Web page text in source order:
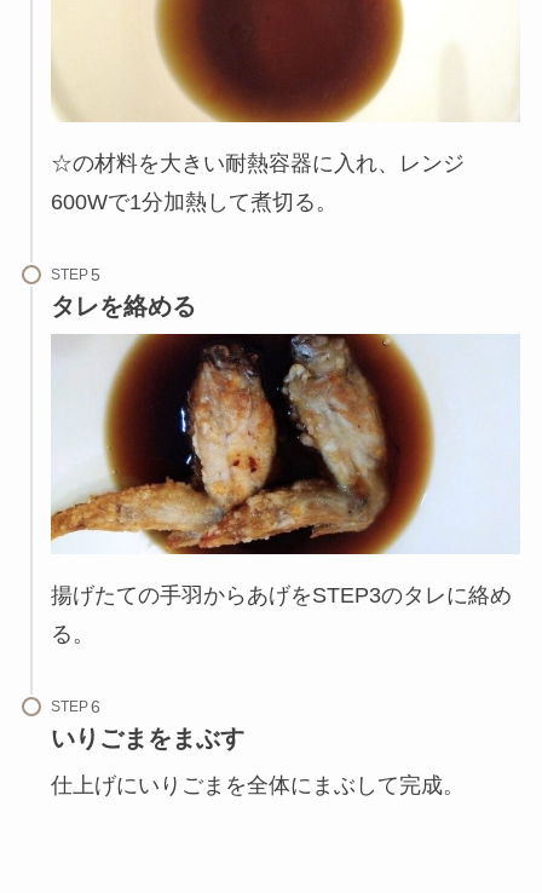
☆の材料を大きい耐熱容器に入れ、レンジ
600Wで1分加熱して煮切る。
STEP
タレを絡める
揚げたての手羽からあげをSTEP3のタレに絡め
る。
STEP
いりごまをまぶす
仕上げにいりごまを全体にまぶして完成。